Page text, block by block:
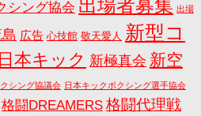
シング協会 出場者募集 出場
広告 心技館 敬天愛人 新型コ
本キック 新極真会 新空
シング協議会 日本キックボクシング選手協会
格闘DREAMERS 格闘代理戦